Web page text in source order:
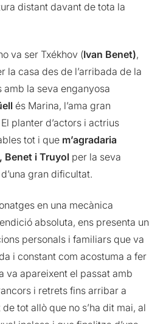
distant davant de tota la
va ser Txékhov (Ivan Benet),
la casa des de l’arribada de la
la seva enganyosa
és Marina, l’ama gran
planter d’actors i actrius
tot i que m’agradaria
Benet i Truyol per la seva
gran dificultat.
en una mecànica
absoluta, ens presenta un
personals i familiars que va
i constant com acostuma a fer
va apareixent el passat amb
i retrets fins arribar a
tot allò que no s’ha dit mai, al